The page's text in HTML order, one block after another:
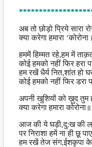
अब तो छोड़ो प्रिये सारा
क्या करेगा हमारा
हममें हिम्मत रहे,हम में
कोई हमको नहीं फिर हरा
हम रखें धैर्य नित,शांत हो
कोई हमको नहीं फिर डरा
अपनी खुशियों को ख़ुद तुम
क्या करेगा हमारा कोरोना॥
आज की ये घड़ी,दु:ख की
पर निराशा हमें ना ही छू
हम रखें तेज संग,ईशकृपा के